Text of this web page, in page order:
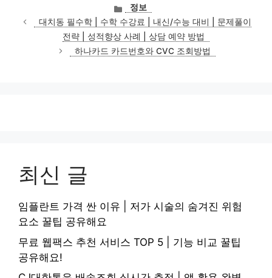
카
테
고
리
정보
대치동 필수학 | 수학 수강료 | 내신/수능 대비 | 문제풀이
전략 | 성적향상 사례 | 상담 예약 방법
하나카드 카드번호와 CVC 조회방법
최신 글
임플란트 가격 싼 이유 | 저가 시술의 숨겨진 위험
요소 꿀팁 공유해요
무료 웹팩스 추천 서비스 TOP 5 | 기능 비교 꿀팁
공유해요!